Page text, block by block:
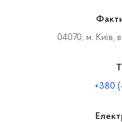
04070, м. Київ,
+380